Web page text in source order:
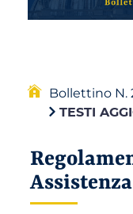
Bollettino N.
TESTI